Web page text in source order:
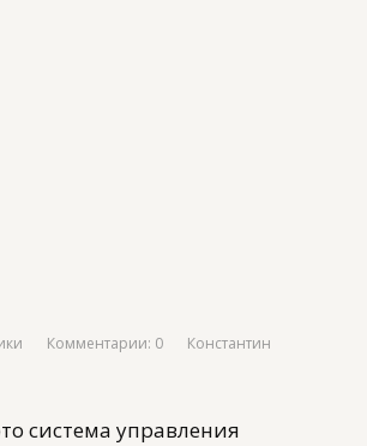
Комментарии: 0
Константин
система управления